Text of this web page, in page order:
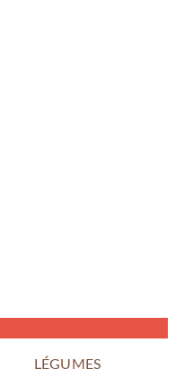
LÉGUMES